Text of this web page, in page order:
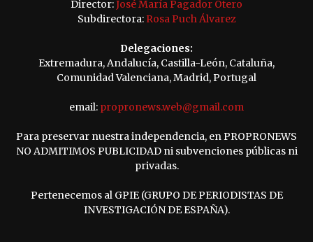
Director:José María Pagador Otero
Subdirectora: Rosa Puch Álvarez
Delegaciones:
Extremadura, Andalucía, Castilla-León, Cataluña,
Comunidad Valenciana, Madrid, Portugal
email: propronews.web@gmail.com
Para preservar nuestra independencia, en PROPRONEWS
NO ADMITIMOS PUBLICIDAD ni subvenciones públicas ni
privadas.
Pertenecemos al GPIE (GRUPO DE PERIODISTAS DE
INVESTIGACIÓN DE ESPAÑA).